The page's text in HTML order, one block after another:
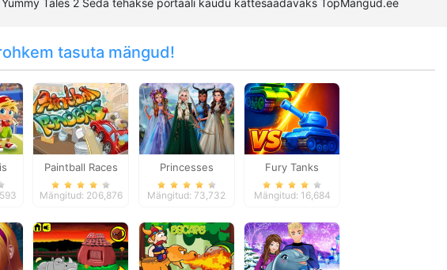
Tales 2 Seda tehakse portaali kaudu kättesaadavaks TopMangud.ee
tasuta mängud!
Paintball Races
Mängitud: 206,876
Princesses
Fantasy Makeover
Mängitud: 73,732
Fury Tanks
Mängitud: 16,684